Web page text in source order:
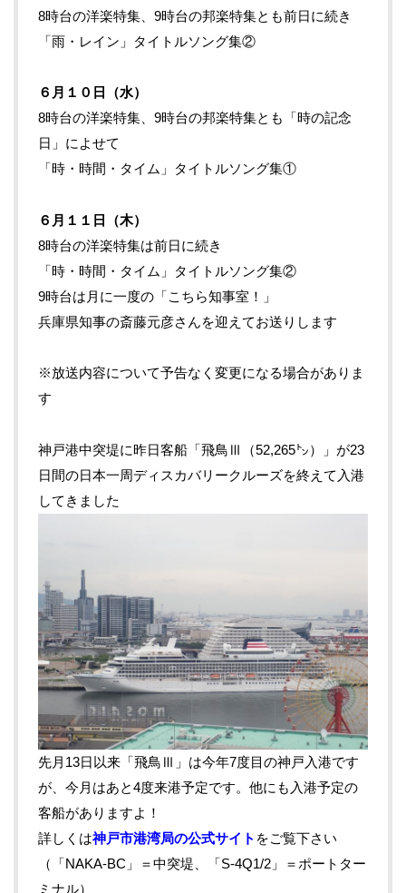
8時台の洋楽特集、9時台の邦楽特集とも前日に続き
「雨・レイン」タイトルソング集②
６月１０日（水）
8時台の洋楽特集、9時台の邦楽特集とも「時の記念
日」によせて
「時・時間・タイム」タイトルソング集①
６月１１日（木）
8時台の洋楽特集は前日に続き
「時・時間・タイム」タイトルソング集②
9時台は月に一度の「こちら知事室！」
兵庫県知事の斎藤元彦さんを迎えてお送りします
※放送内容について予告なく変更になる場合がありま
す
神戸港中突堤に昨日客船「飛鳥Ⅲ（52,265㌧）」が23
日間の日本一周ディスカバリークルーズを終えて入港
してきました
先月13日以来「飛鳥Ⅲ」は今年7度目の神戸入港です
が、今月はあと4度来港予定です。他にも入港予定の
客船がありますよ！
詳しくは神戸市港湾局の公式サイト をご覧下さい
（「NAKA-BC」＝中突堤、「S-4Q1/2」＝ポートター
ミナル）